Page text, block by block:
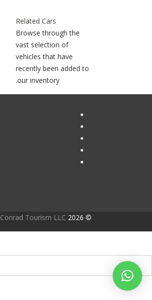
Related Cars
Browse through the
vast selection of
vehicles that have
recently been added to
our inventory.
© 2026
Conrad Tourism LLC